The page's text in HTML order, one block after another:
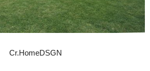
Cr.HomeDSGN